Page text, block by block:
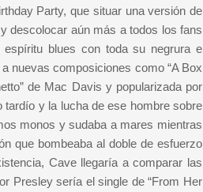
Party, que situar una versión de
descolocar aún más a todos los fans
blues con toda su negrura e
nuevas composiciones como “A Box
de Mac Davis y popularizada por
y la lucha de ese hombre sobre
monos y sudaba a mares mientras
que bombeaba al doble de esfuerzo
Cave llegaría a comparar las
Presley sería el single de “From Her